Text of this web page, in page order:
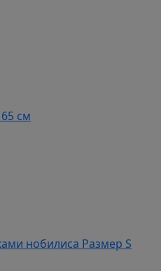
см
нобилиса Размер S